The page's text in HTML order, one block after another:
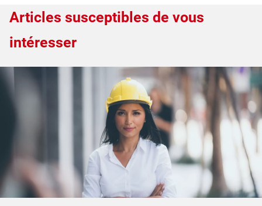
Articles susceptibles de vous
intéresser